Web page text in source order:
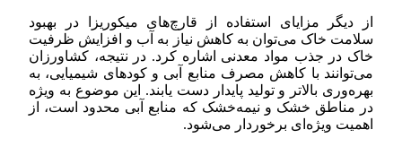
از دیگر مزایای استفاده از قارچ‌های میکوریزا در بهبود
سلامت خاک می‌توان به کاهش نیاز به آب و افزایش ظرفیت
خاک در جذب مواد معدنی اشاره کرد. در نتیجه، کشاورزان
می‌توانند با کاهش مصرف منابع آبی و کودهای شیمیایی، به
بهره‌وری بالاتر و تولید پایدار دست یابند. این موضوع به ویژه
در مناطق خشک و نیمه‌خشک که منابع آبی محدود است، از
اهمیت ویژه‌ای برخوردار می‌شود.